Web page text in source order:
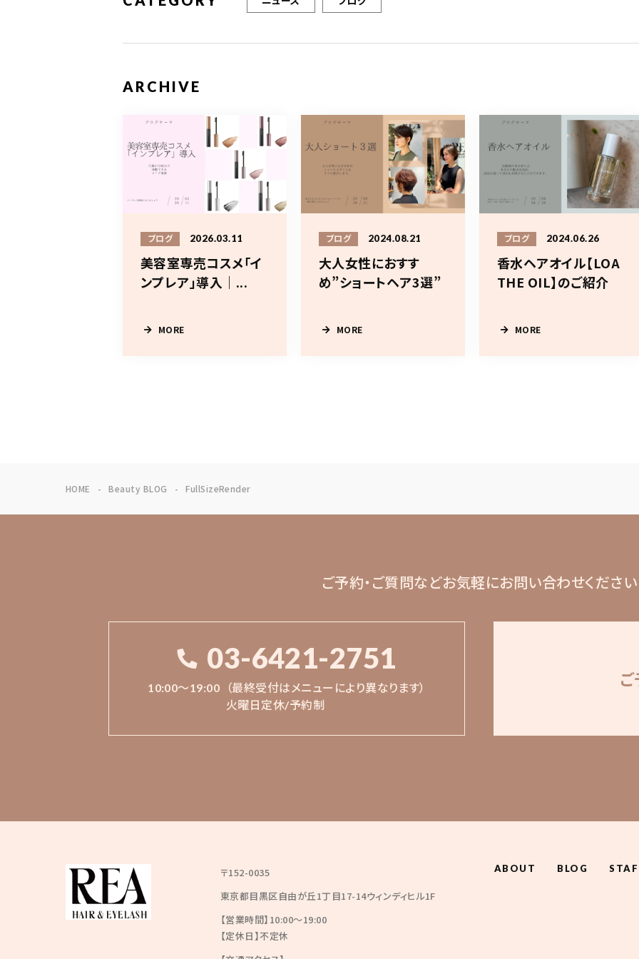
ARCHIVE
ブログ 2026.03.11
美容室専売コスメ「イ
ンプレア」導入｜...
MORE
ブログ 2024.08.21
大人女性におすす
め”ショートヘア3選”
MORE
ブログ 2024.06.26
香水ヘアオイル【LOA
THE OIL】のご紹介
MORE
HOME Beauty BLOG FullSizeRender
ご予約・ご質問などお気軽にお問い合わせください
03-6421-2751
10:00〜19:00
（最終受付はメニューにより異なります）
火曜日定休/予約制
〒152-0035
東京都目黒区自由が丘1丁目17-14ウィンディヒル1F
【営業時間】10:00〜19:00
【定休日】不定休
ABOUT BLOG